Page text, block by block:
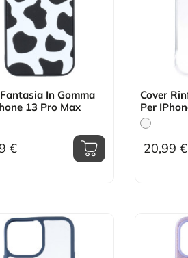
In Gomma
13 Pro Max
€
Cover
Per
20,99 €